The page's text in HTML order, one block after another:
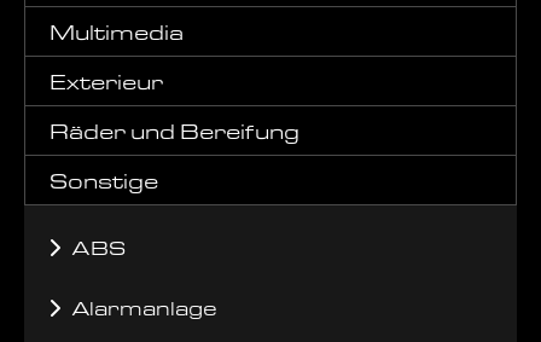
Multimedia
Exterieur
Räder und Bereifung
Sonstige
ABS
Alarmanlage